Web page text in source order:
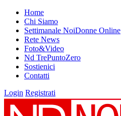
Home
Chi Siamo
Settimanale NoiDonne Online
Rete News
Foto&Video
Nd TrePuntoZero
Sostienici
Contatti
Login Registrati